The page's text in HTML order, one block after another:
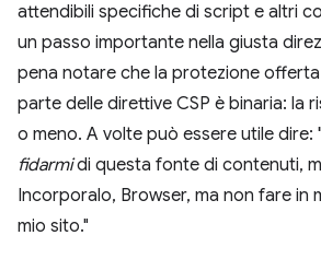
attendibili specifiche di script e altri
un passo importante nella giusta
pena notare che la protezione
parte delle direttive CSP è binaria: la
o meno. A volte può essere utile dire:
fidarmidi questa fonte di contenuti,
Incorporalo, Browser, ma non fare in
mio sito."